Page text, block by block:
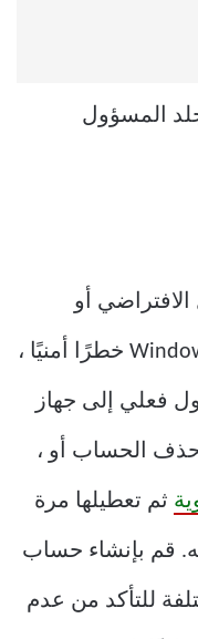
المسؤول
أو
المدمج في نظام التشغيل Windows 10 خطرًا أمنيًا ،
فعلي إلى جهاز
حذف الحساب أو ،
ثم تعطيلها مرة
قم بإنشاء حساب
للتأكد من عدم